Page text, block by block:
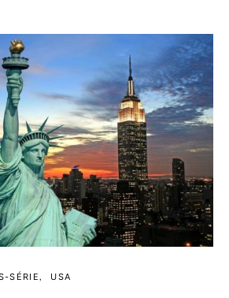
SÉRIE USA